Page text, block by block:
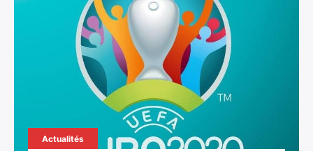
Actualités